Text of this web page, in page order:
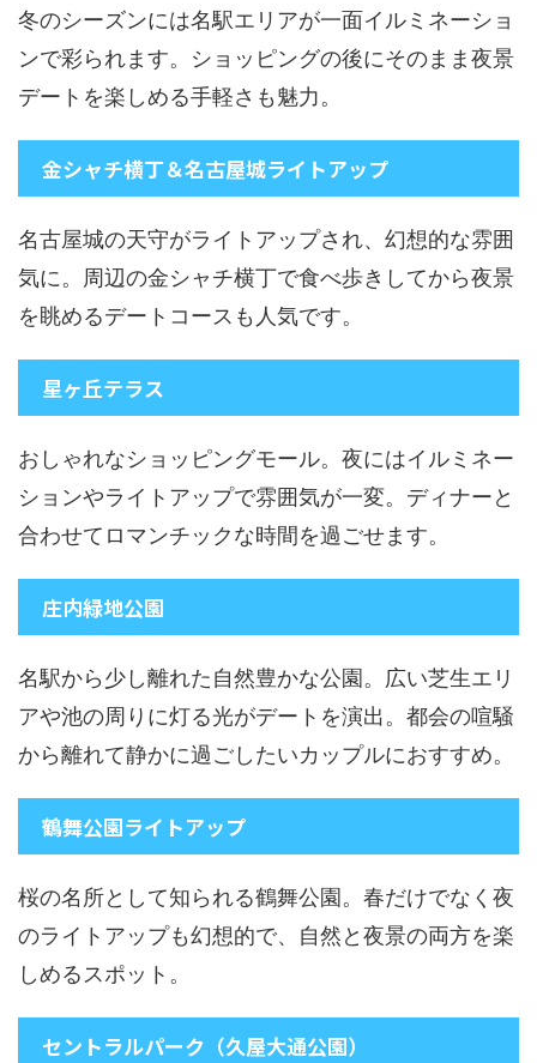
冬のシーズンには名駅エリアが一面イルミネーショ
ンで彩られます。ショッピングの後にそのまま夜景
デートを楽しめる手軽さも魅力。
金シャチ横丁＆名古屋城ライトアップ
名古屋城の天守がライトアップされ、幻想的な雰囲
気に。周辺の金シャチ横丁で食べ歩きしてから夜景
を眺めるデートコースも人気です。
星ヶ丘テラス
おしゃれなショッピングモール。夜にはイルミネー
ションやライトアップで雰囲気が一変。ディナーと
合わせてロマンチックな時間を過ごせます。
庄内緑地公園
名駅から少し離れた自然豊かな公園。広い芝生エリ
アや池の周りに灯る光がデートを演出。都会の喧騒
から離れて静かに過ごしたいカップルにおすすめ。
鶴舞公園ライトアップ
桜の名所として知られる鶴舞公園。春だけでなく夜
のライトアップも幻想的で、自然と夜景の両方を楽
しめるスポット。
セントラルパーク（久屋大通公園）